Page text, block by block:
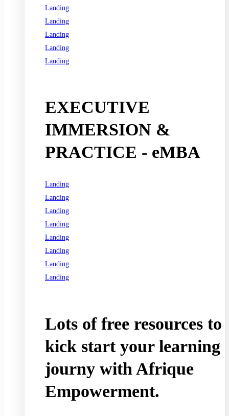
Landing
Landing
Landing
Landing
Landing
EXECUTIVE
IMMERSION &
PRACTICE - eMBA
Landing
Landing
Landing
Landing
Landing
Landing
Landing
Landing
Lots of free resources to
kick start your learning
journy with Afrique
Empowerment.